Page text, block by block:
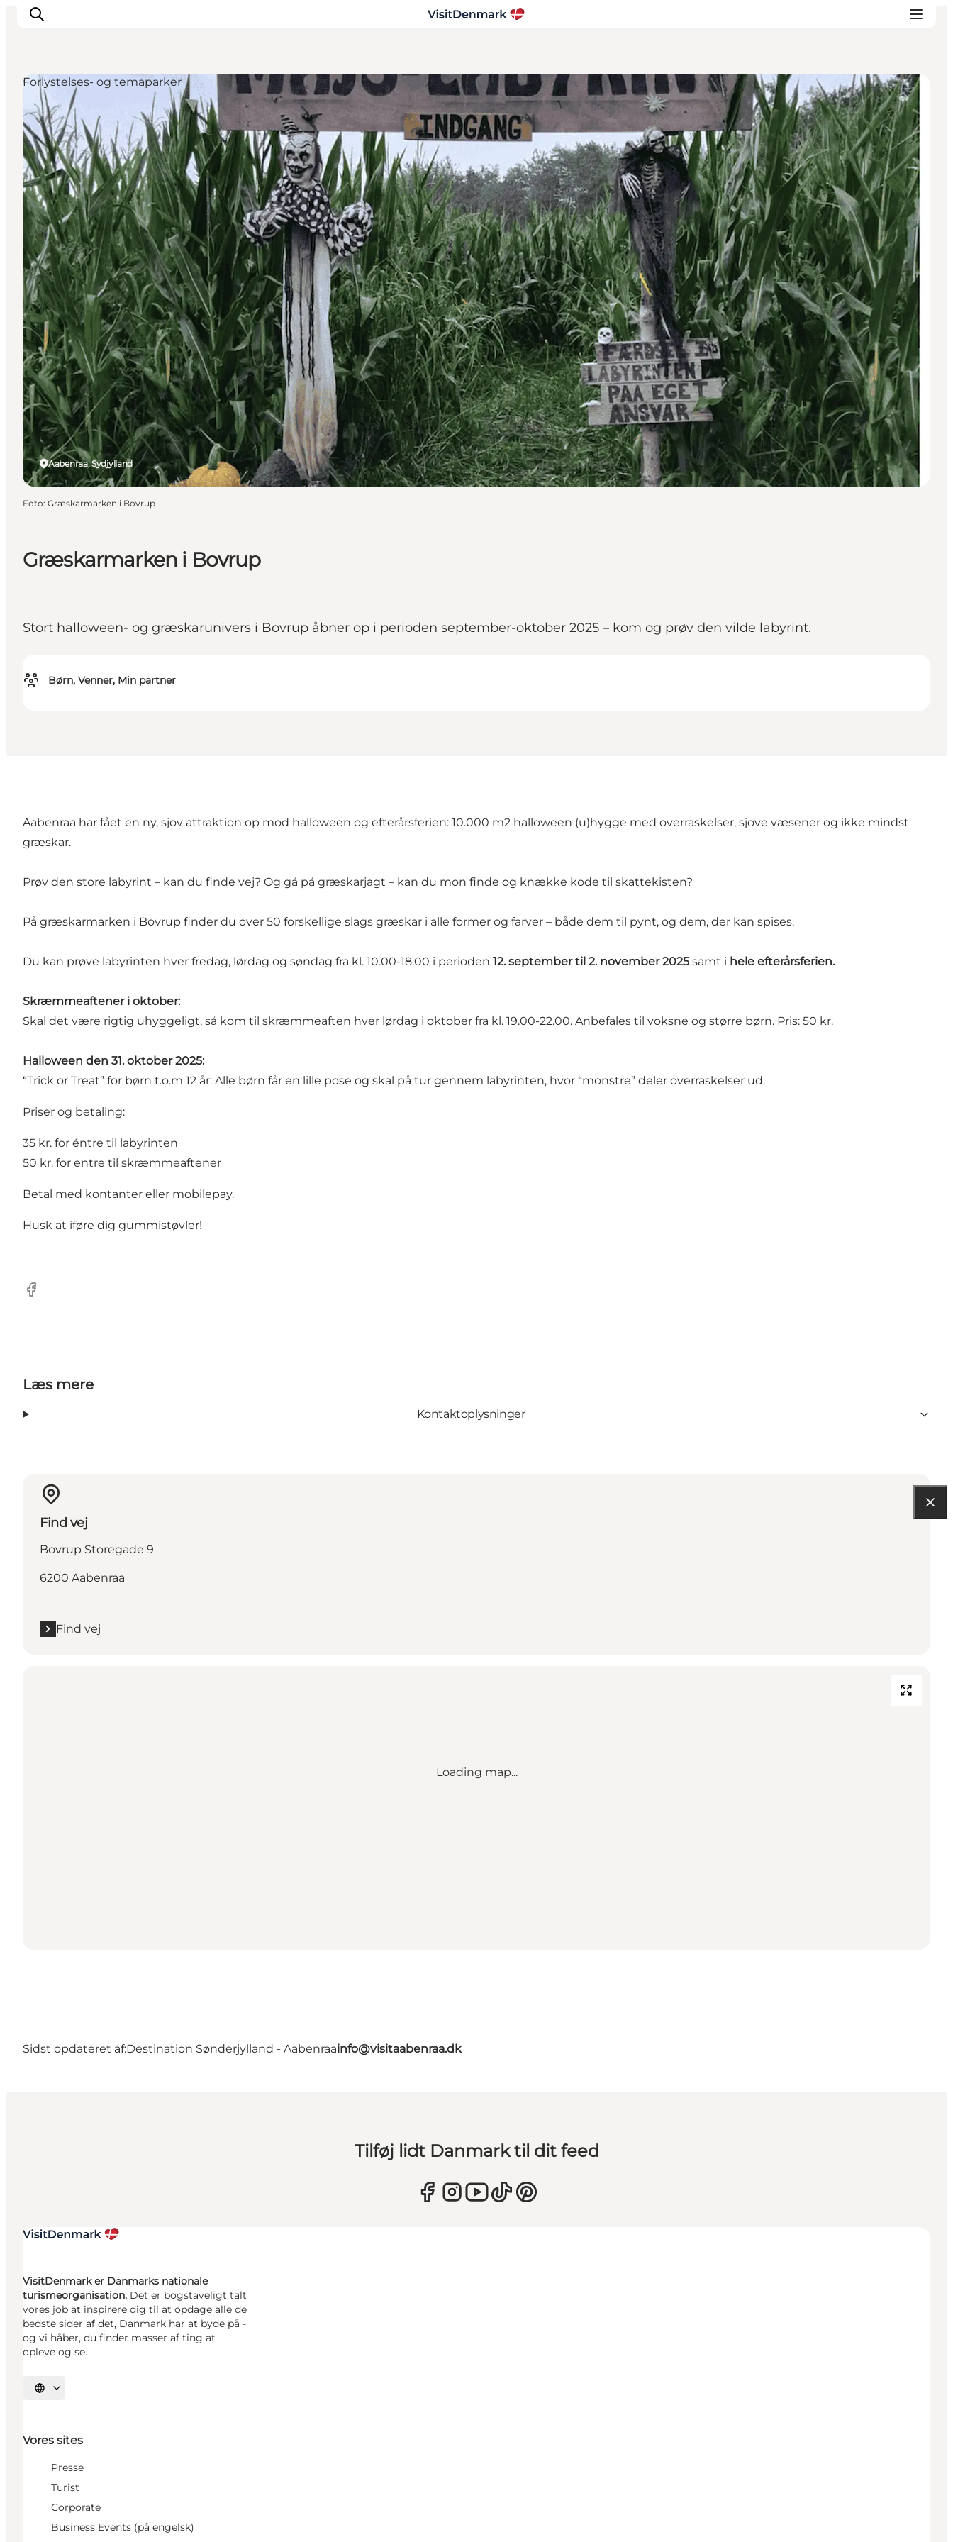
Inspiration
Destinationer
Oplevelser
Overnatning
Planlæg ferien
Græskarmarken i Bovrup
Stort halloween- og græskarunivers i Bovrup åbner op i perioden september-oktober 2025 – kom og prøv den vilde labyrint.
Børn, Venner, Min partner
Aabenraa, Sydjylland
Forlystelses- og temaparker
Foto: Græskarmarken i Bovrup
Aabenraa har fået en ny, sjov attraktion op mod halloween og efterårsferien: 10.000 m2 halloween (u)hygge med overraskelser, sjove væsener og ikke mindst
græskar.
Prøv den store labyrint – kan du finde vej? Og gå på græskarjagt – kan du mon finde og knække kode til skattekisten?
På græskarmarken i Bovrup finder du over 50 forskellige slags græskar i alle former og farver – både dem til pynt, og dem, der kan spises.
Du kan prøve labyrinten hver fredag, lørdag og søndag fra kl. 10.00-18.00 i perioden 12. september til 2. november 2025 samt i hele efterårsferien.
Skræmmeaftener i oktober:
Skal det være rigtig uhyggeligt, så kom til skræmmeaften hver lørdag i oktober fra kl. 19.00-22.00. Anbefales til voksne og større børn. Pris: 50 kr.
Halloween den 31. oktober 2025:
“Trick or Treat” for børn t.o.m 12 år: Alle børn får en lille pose og skal på tur gennem labyrinten, hvor “monstre” deler overraskelser ud.
Priser og betaling:
35 kr. for éntre til labyrinten
50 kr. for entre til skræmmeaftener
Betal med kontanter eller mobilepay.
Husk at iføre dig gummistøvler!
Facebook
Læs mere
Kontaktoplysninger
Find vej
Bovrup Storegade 9
6200 Aabenraa
Find vej
Loading map...
Sidst opdateret af:Destination Sønderjylland - Aabenraainfo@visitaabenraa.dk
Tilføj lidt Danmark til dit feed
VisitDenmark er Danmarks nationale
turismeorganisation. Det er bogstaveligt talt
vores job at inspirere dig til at opdage alle de
bedste sider af det, Danmark har at byde på -
og vi håber, du finder masser af ting at
opleve og se.
Vælg sprog
Vores sites
Presse
Turist
Corporate
Business Events (på engelsk)